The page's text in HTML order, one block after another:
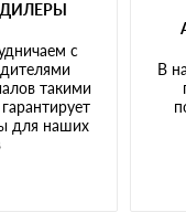
с
такими
для наших
В